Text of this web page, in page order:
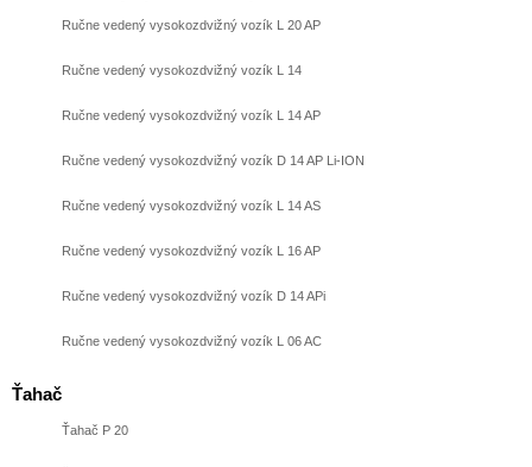
Ručne vedený vysokozdvižný vozík L 20 AP
Ručne vedený vysokozdvižný vozík L 14
Ručne vedený vysokozdvižný vozík L 14 AP
Ručne vedený vysokozdvižný vozík D 14 AP Li-ION
Ručne vedený vysokozdvižný vozík L 14 AS
Ručne vedený vysokozdvižný vozík L 16 AP
Ručne vedený vysokozdvižný vozík D 14 APi
Ručne vedený vysokozdvižný vozík L 06 AC
Ťahač
Ťahač P 20